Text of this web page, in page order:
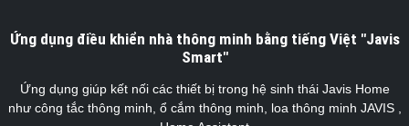
Ứng dụng điều khiển nhà thông minh bằng tiếng Việt "Javis
Smart"
Ứng dụng giúp kết nối các thiết bị trong hệ sinh thái Javis Home
như công tắc thông minh, ổ cắm thông minh, loa thông minh JAVIS ,